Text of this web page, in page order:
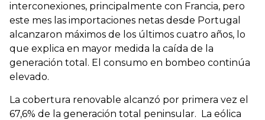
interconexiones, principalmente con Francia, pero
este mes las importaciones netas desde Portugal
alcanzaron máximos de los últimos cuatro años, lo
que explica en mayor medida la caída de la
generación total. El consumo en bombeo continúa
elevado.
La cobertura renovable alcanzó por primera vez el
67,6% de la generación total peninsular. La eólica